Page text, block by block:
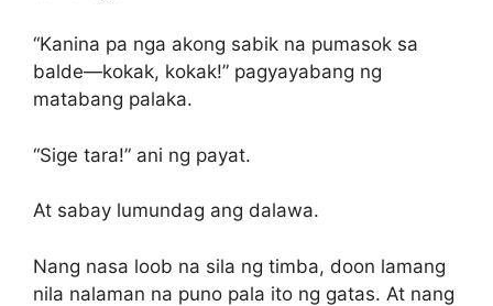
“Kanina pa nga akong sabik na pumasok sa
balde—kokak, kokak!” pagyayabang ng
matabang palaka.
“Sige tara!” ani ng payat.
At sabay lumundag ang dalawa.
Nang nasa loob na sila ng timba, doon lamang
nila nalaman na puno pala ito ng gatas. At nang